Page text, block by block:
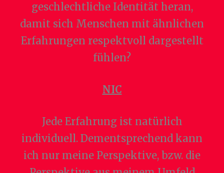
geschlechtliche Identität heran,
damit sich Menschen mit ähnlichen
Erfahrungen respektvoll dargestellt
fühlen?
NIC
Jede Erfahrung ist natürlich
individuell. Dementsprechend kann
ich nur meine Perspektive, bzw. die